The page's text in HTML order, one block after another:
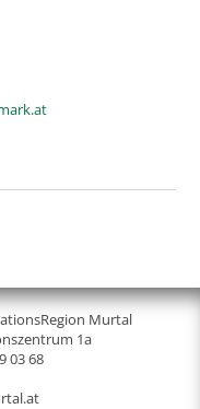
Murtal
1a
03 68